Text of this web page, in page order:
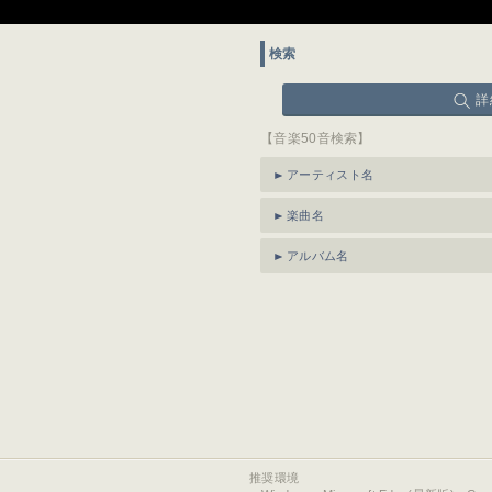
検索
詳
【音楽50音検索】
アーティスト名
楽曲名
アルバム名
推奨環境